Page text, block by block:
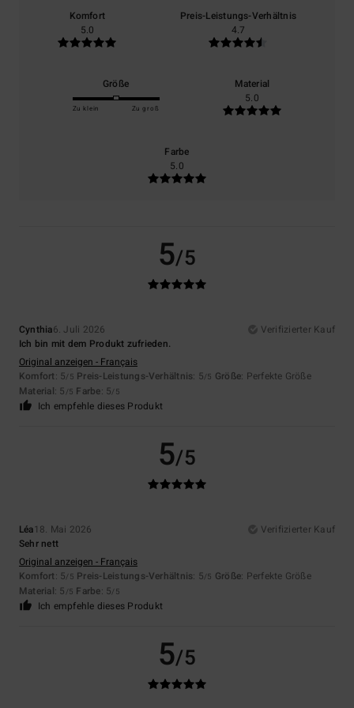
Komfort
5.0
Preis-Leistungs-Verhältnis
4.7
Größe
Zu klein Zu groß
Material
5.0
Farbe
5.0
5/5
Cynthia6. Juli 2026
Verifizierter Kauf
Ich bin mit dem Produkt zufrieden.
Original anzeigen - Français
Komfort: 5/5 Preis-Leistungs-Verhältnis: 5/5 Größe: Perfekte Größe
Material: 5 /5 Farbe: 5/5
Ich empfehle dieses Produkt
5/5
Léa18. Mai 2026
Verifizierter Kauf
Sehr nett
Original anzeigen - Français
Komfort: 5/5 Preis-Leistungs-Verhältnis: 5/5 Größe: Perfekte Größe
Material: 5 /5 Farbe: 5/5
Ich empfehle dieses Produkt
5/5